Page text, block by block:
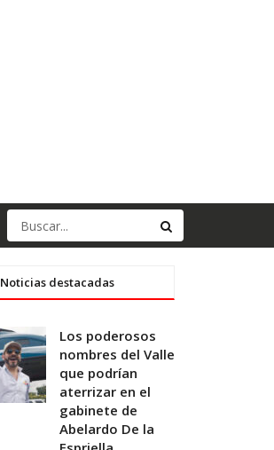
Noticias destacadas
Los poderosos
nombres del Valle
que podrían
aterrizar en el
gabinete de
Abelardo De la